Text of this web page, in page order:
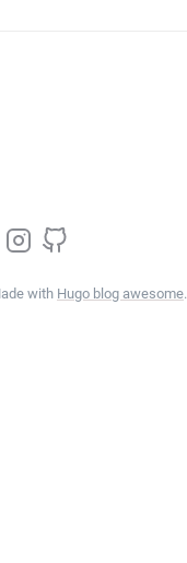
with Hugo blog awesome.